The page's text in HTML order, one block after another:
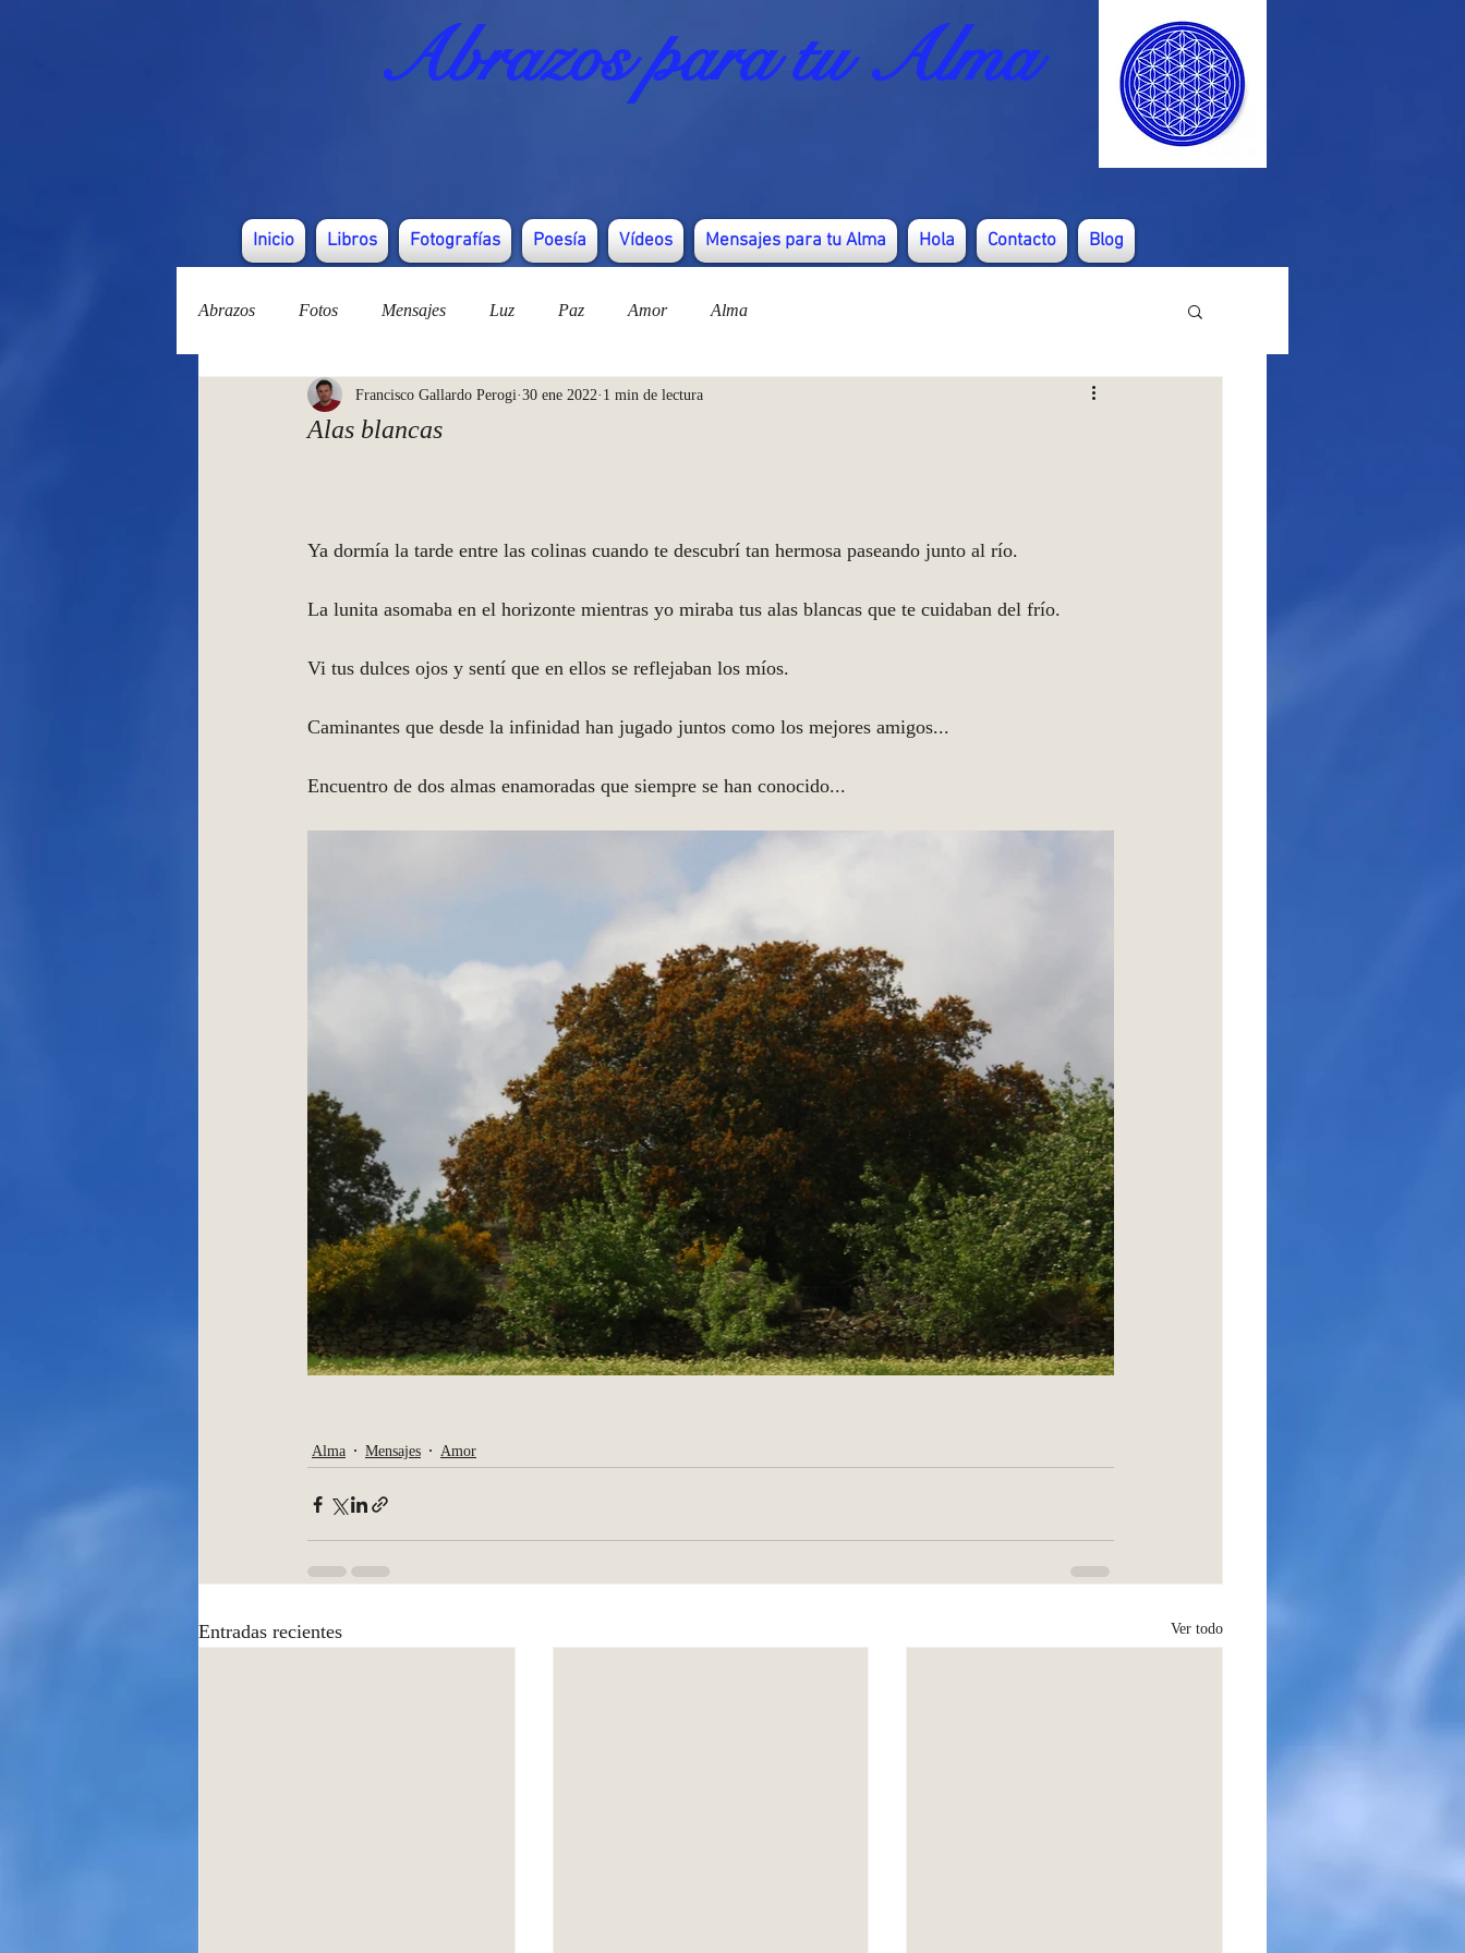
Abrazos para tu Alma
Inicio Libros Fotografías Poesía Vídeos Mensajes para tu Alma Hola Contacto Blog
Abrazos Fotos Mensajes Luz Paz Amor Alma
Alas blancas
Francisco Gallardo Perogi 30 ene 2022 1 min de lectura
Ya dormía la tarde entre las colinas cuando te descubrí tan hermosa paseando junto al río.
La lunita asomaba en el horizonte mientras yo miraba tus alas blancas que te cuidaban del frío.
Vi tus dulces ojos y sentí que en ellos se reflejaban los míos.
Caminantes que desde la infinidad han jugado juntos como los mejores amigos...
Encuentro de dos almas enamoradas que siempre se han conocido...
Alma Mensajes Amor
Entradas recientes Ver todo